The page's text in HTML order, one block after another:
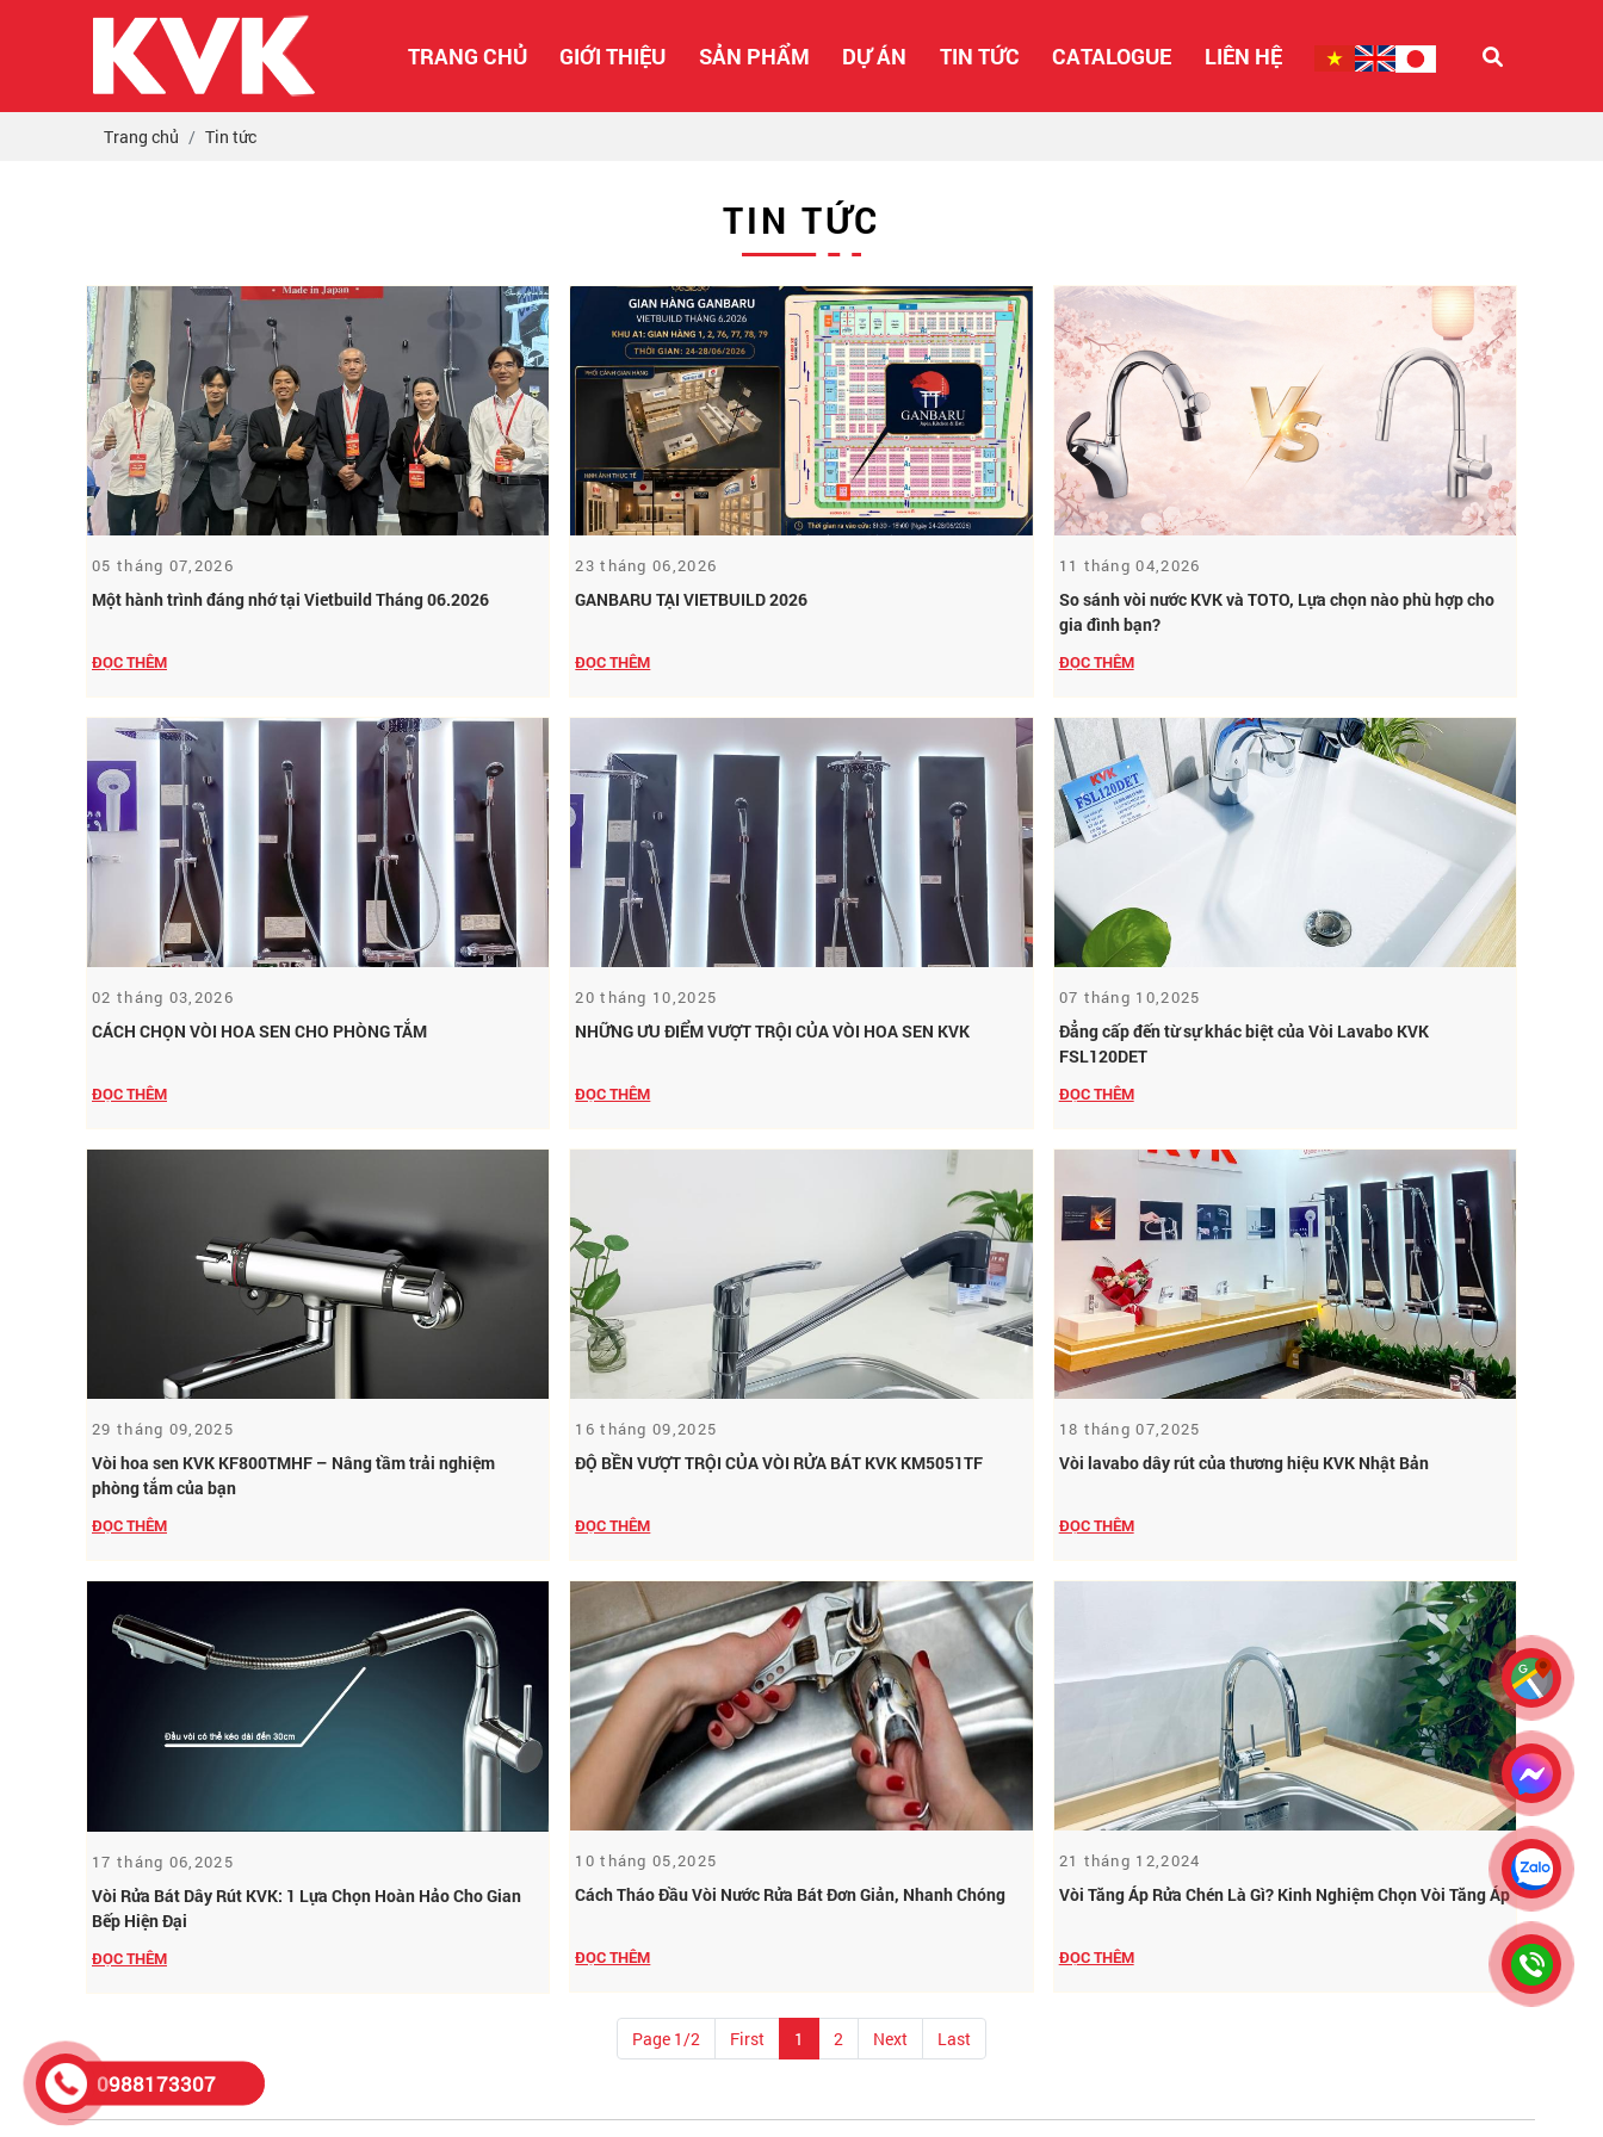
TRANG CHỦ GIỚI THIỆU SẢN PHẨM DỰ ÁN TIN TỨC CATALOGUE LIÊN HỆ
Trang chủ Tin tức
TIN TỨC
05 tháng 07,2026
Một hành trình đáng nhớ tại Vietbuild Tháng 06.2026
ĐỌC THÊM
23 tháng 06,2026
GANBARU TẠI VIETBUILD 2026
ĐỌC THÊM
11 tháng 04,2026
So sánh vòi nước KVK và TOTO, Lựa chọn nào phù hợp cho
gia đình bạn?
ĐỌC THÊM
02 tháng 03,2026
CÁCH CHỌN VÒI HOA SEN CHO PHÒNG TẮM
ĐỌC THÊM
20 tháng 10,2025
NHỮNG ƯU ĐIỂM VƯỢT TRỘI CỦA VÒI HOA SEN KVK
ĐỌC THÊM
07 tháng 10,2025
Đẳng cấp đến từ sự khác biệt của Vòi Lavabo KVK
FSL120DET
ĐỌC THÊM
29 tháng 09,2025
Vòi hoa sen KVK KF800TMHF – Nâng tầm trải nghiệm
phòng tắm của bạn
ĐỌC THÊM
16 tháng 09,2025
ĐỘ BỀN VƯỢT TRỘI CỦA VÒI RỬA BÁT KVK KM5051TF
ĐỌC THÊM
18 tháng 07,2025
Vòi lavabo dây rút của thương hiệu KVK Nhật Bản
ĐỌC THÊM
17 tháng 06,2025
Vòi Rửa Bát Dây Rút KVK: 1 Lựa Chọn Hoàn Hảo Cho Gian
Bếp Hiện Đại
ĐỌC THÊM
10 tháng 05,2025
Cách Tháo Đầu Vòi Nước Rửa Bát Đơn Giản, Nhanh Chóng
ĐỌC THÊM
21 tháng 12,2024
Vòi Tăng Áp Rửa Chén Là Gì? Kinh Nghiệm Chọn Vòi Tăng Áp
ĐỌC THÊM
Page 1/2 First 1 2 Next Last
0988173307